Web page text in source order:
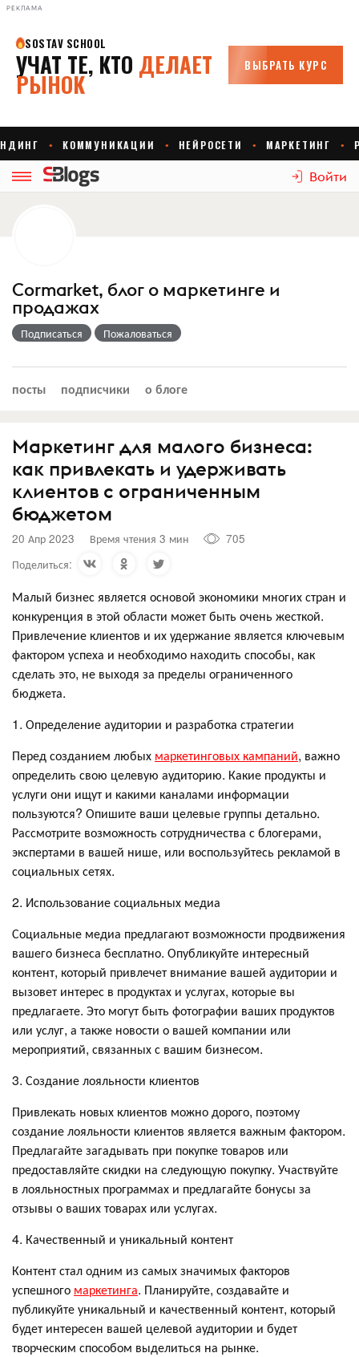
РЕКЛАМА
Войти
Cormarket, блог о маркетинге и
продажах
Подписаться Пожаловаться
посты подписчики о блоге
Маркетинг для малого бизнеса:
как привлекать и удерживать
клиентов с ограниченным
бюджетом
20 Апр 2023 Время чтения 3 мин
705
Поделиться:
Малый бизнес является основой экономики многих стран и
конкуренция в этой области может быть очень жесткой.
Привлечение клиентов и их удержание является ключевым
фактором успеха и необходимо находить способы, как
сделать это, не выходя за пределы ограниченного
бюджета.
1. Определение аудитории и разработка стратегии
Перед созданием любых маркетинговых кампаний, важно
определить свою целевую аудиторию. Какие продукты и
услуги они ищут и какими каналами информации
пользуются? Опишите ваши целевые группы детально.
Рассмотрите возможность сотрудничества с блогерами,
экспертами в вашей нише, или воспользуйтесь рекламой в
социальных сетях.
2. Использование социальных медиа
Социальные медиа предлагают возможности продвижения
вашего бизнеса бесплатно. Опубликуйте интересный
контент, который привлечет внимание вашей аудитории и
вызовет интерес в продуктах и услугах, которые вы
предлагаете. Это могут быть фотографии ваших продуктов
или услуг, а также новости о вашей компании или
мероприятий, связанных с вашим бизнесом.
3. Создание лояльности клиентов
Привлекать новых клиентов можно дорого, поэтому
создание лояльности клиентов является важным фактором.
Предлагайте загадывать при покупке товаров или
предоставляйте скидки на следующую покупку. Участвуйте
в лояльностных программах и предлагайте бонусы за
отзывы о ваших товарах или услугах.
4. Качественный и уникальный контент
Контент стал одним из самых значимых факторов
успешного маркетинга. Планируйте, создавайте и
публикуйте уникальный и качественный контент, который
будет интересен вашей целевой аудитории и будет
творческим способом выделиться на рынке.